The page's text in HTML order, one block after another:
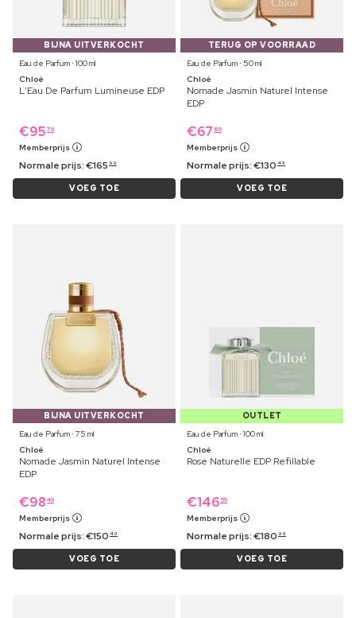
BIJNA UITVERKOCHT
Eau de Parfum ⋅ 100 ml
Chloé
L'Eau De Parfum Lumineuse EDP
€95 79
Memberprijs
Normale prijs:€165 99
VOEG TOE
TERUG OP VOORRAAD
Eau de Parfum ⋅ 50 ml
Chloé
Nomade Jasmin Naturel Intense
EDP
€67 89
Memberprijs
Normale prijs:€130 49
VOEG TOE
BIJNA UITVERKOCHT
Eau de Parfum ⋅ 75 ml
Chloé
Nomade Jasmin Naturel Intense
EDP
€98 49
Memberprijs
Normale prijs:€150 49
VOEG TOE
OUTLET
Eau de Parfum ⋅ 100 ml
Chloé
Rose Naturelle EDP Refillable
€146 59
Memberprijs
Normale prijs:€180 99
VOEG TOE